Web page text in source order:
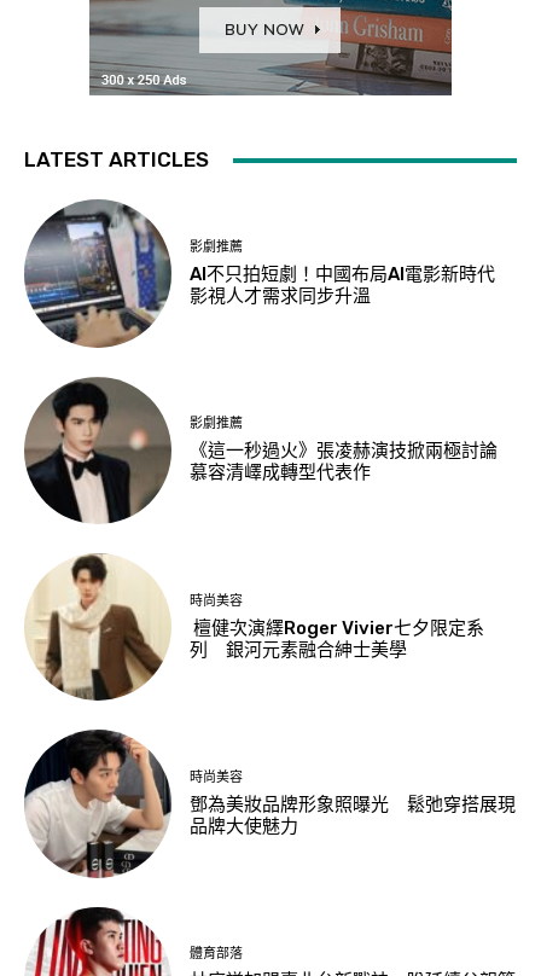
LATEST ARTICLES
影劇推薦
AI不只拍短劇！中國布局AI電影新時代
影視人才需求同步升溫
影劇推薦
《這一秒過火》張凌赫演技掀兩極討論
慕容清嶧成轉型代表作
時尚美容
檀健次演繹Roger Vivier七夕限定系
列 銀河元素融合紳士美學
時尚美容
鄧為美妝品牌形象照曝光 鬆弛穿搭展現
品牌大使魅力
體育部落